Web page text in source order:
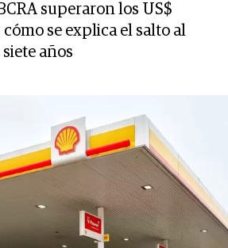
superaron los US$
se explica el salto al
años